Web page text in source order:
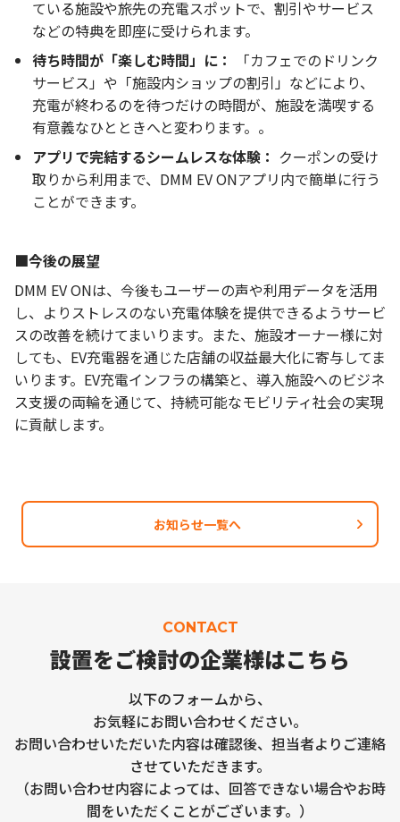
ている施設や旅先の充電スポットで、割引やサービス
などの特典を即座に受けられます。
待ち時間が「楽しむ時間」に：
「カフェでのドリンク
サービス」や「施設内ショップの割引」などにより、
充電が終わるのを待つだけの時間が、施設を満喫する
有意義なひとときへと変わります。。
アプリで完結するシームレスな体験： クーポンの受け
取りから利用まで、DMM EV ONアプリ内で簡単に行う
ことができます。
■今後の展望
DMM EV ONは、今後もユーザーの声や利用データを活用
し、よりストレスのない充電体験を提供できるようサービ
スの改善を続けてまいります。また、施設オーナー様に対
しても、EV充電器を通じた店舗の収益最大化に寄与してま
いります。EV充電インフラの構築と、導入施設へのビジネ
ス支援の両輪を通じて、持続可能なモビリティ社会の実現
に貢献します。
お知らせ一覧へ
CONTACT
設置をご検討の企業様はこちら
以下のフォームから、
お気軽にお問い合わせください。
お問い合わせいただいた内容は確認後、担当者よりご連絡
させていただきます。
（お問い合わせ内容によっては、回答できない場合やお時
間をいただくことがございます。）